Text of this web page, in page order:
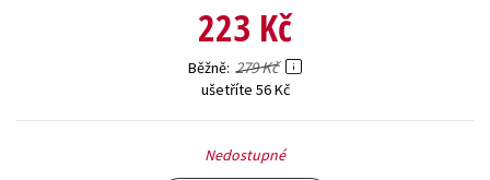
223 Kč
Běžně 279 Kč
ušetříte 56 Kč
Nedostupné